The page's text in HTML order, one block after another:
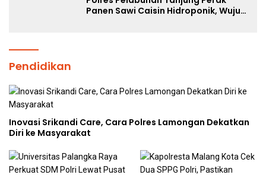
Panen Sawi Caisin Hidroponik, Wujud
Pendidikan
Inovasi Srikandi Care, Cara Polres Lamongan Dekatkan
Diri ke Masyarakat